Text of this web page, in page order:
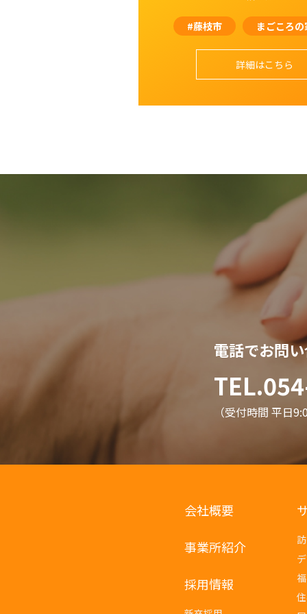
#藤枝市 まごころ
詳細はこちら
電話でお問
（受付時間 平日
会社概要
事業所紹介
採用情報